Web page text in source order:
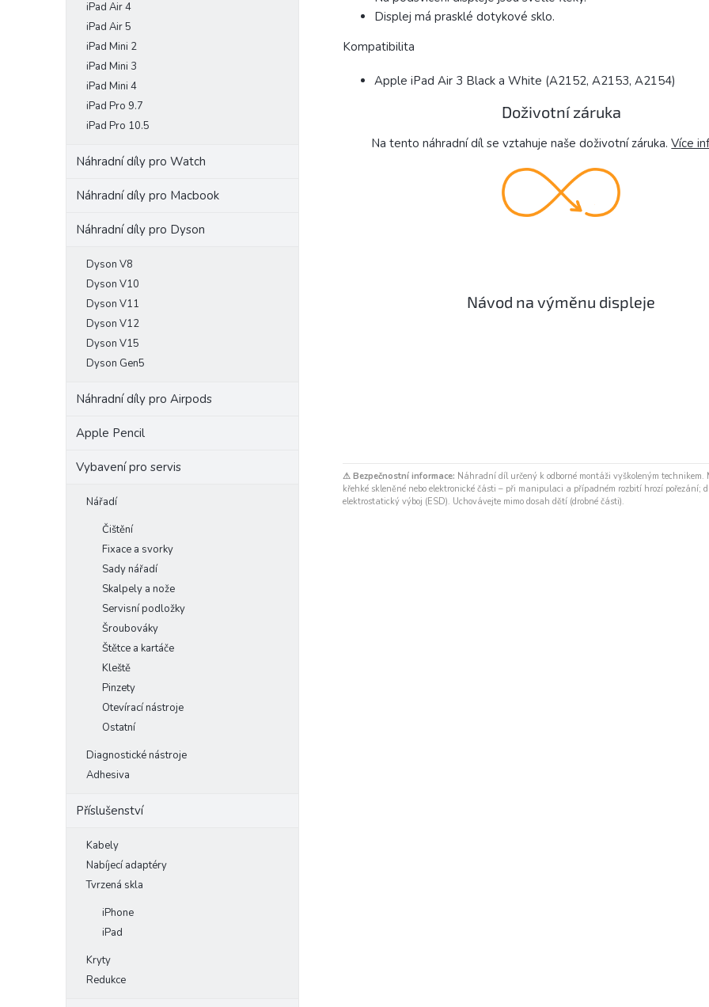
iPad Air 4
iPad Air 5
iPad Mini 2
iPad Mini 3
iPad Mini 4
iPad Pro 9.7
iPad Pro 10.5
Náhradní díly pro Watch
Náhradní díly pro Macbook
Náhradní díly pro Dyson
Dyson V8
Dyson V10
Dyson V11
Dyson V12
Dyson V15
Dyson Gen5
Náhradní díly pro Airpods
Apple Pencil
Vybavení pro servis
Nářadí
Čištění
Fixace a svorky
Sady nářadí
Skalpely a nože
Servisní podložky
Šroubováky
Štětce a kartáče
Kleště
Pinzety
Otevírací nástroje
Ostatní
Diagnostické nástroje
Adhesiva
Příslušenství
Kabely
Nabíjecí adaptéry
Tvrzená skla
iPhone
iPad
Kryty
Redukce
Displej má prasklé dotykové sklo.
Kompatibilita
Apple iPad Air 3 Black a White (A2152, A2153, A2154)
Doživotní záruka
Na tento náhradní díl se vztahuje naše doživotní záruka.Více
Návod na výměnu displeje
⚠ Bezpečnostní informace: Náhradní díl určený k odborné montáži vyškoleným technikem.
křehké skleněné nebo elektronické části – při manipulaci a případném rozbití hrozí pořezání;
elektrostatický výboj (ESD). Uchovávejte mimo dosah dětí (drobné části).